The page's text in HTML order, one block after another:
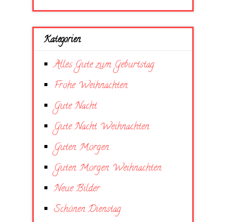
Kategorien
Alles Gute zum Geburtstag
Frohe Weihnachten
Gute Nacht
Gute Nacht Weihnachten
Guten Morgen
Guten Morgen Weihnachten
Neue Bilder
Schönen Dienstag